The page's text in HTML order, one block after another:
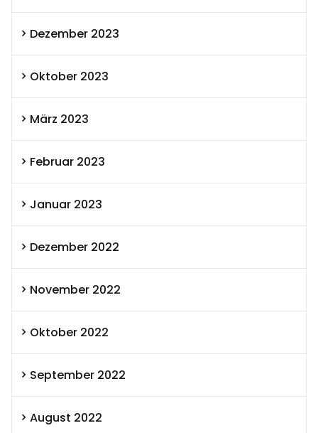
Dezember 2023
Oktober 2023
März 2023
Februar 2023
Januar 2023
Dezember 2022
November 2022
Oktober 2022
September 2022
August 2022